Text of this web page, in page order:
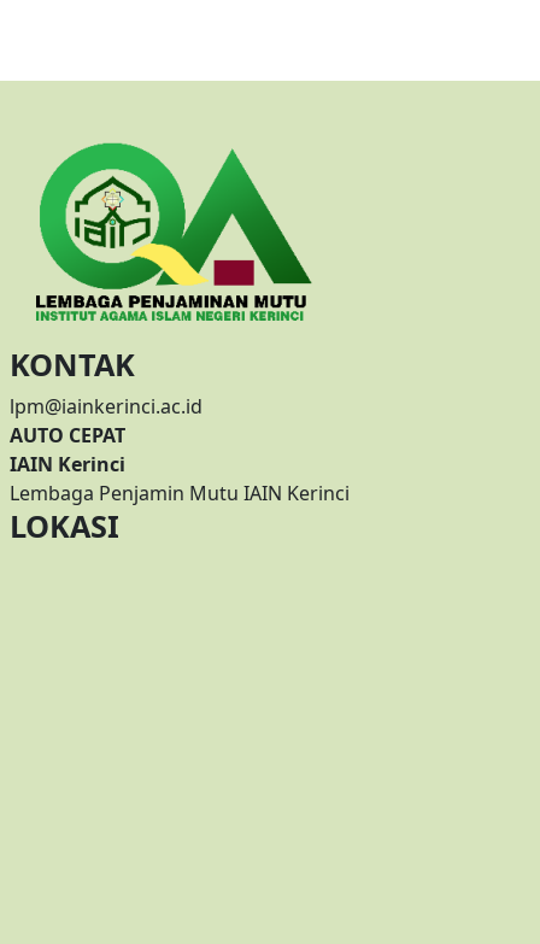
KONTAK
lpm@iainkerinci.ac.id
AUTO CEPAT
IAIN Kerinci
Lembaga Penjamin Mutu IAIN Kerinci
LOKASI